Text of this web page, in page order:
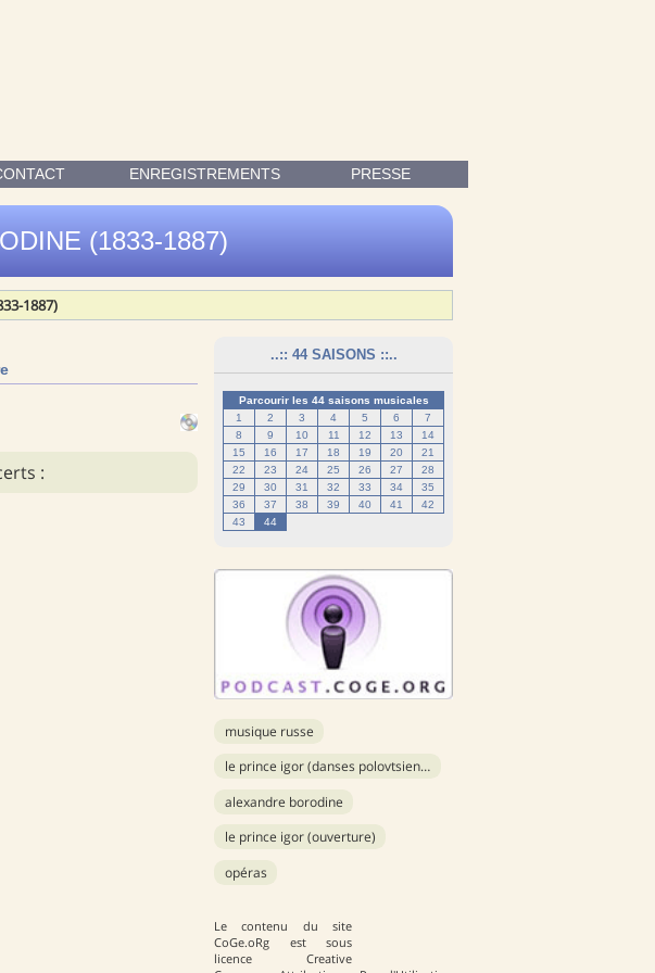
ENREGISTREMENTS PRESSE
(1833-1887)
1887)
..:: 44 SAISONS ::..
Parcourir les 44 saisons musicales
1
2 3 4 5 6
7
8
9 10 11 12 13
14
15
16 17 18 19 20
21
22
23 24 25 26 27
28
29
30 31 32 33 34
35
36
37 38 39 40 41
42
43
44
musique russe
le prince igor (danses polovtsiennes)
alexandre borodine
le prince igor (ouverture)
opéras
Le contenu du site
CoGe.oRg est sous
licence Creative